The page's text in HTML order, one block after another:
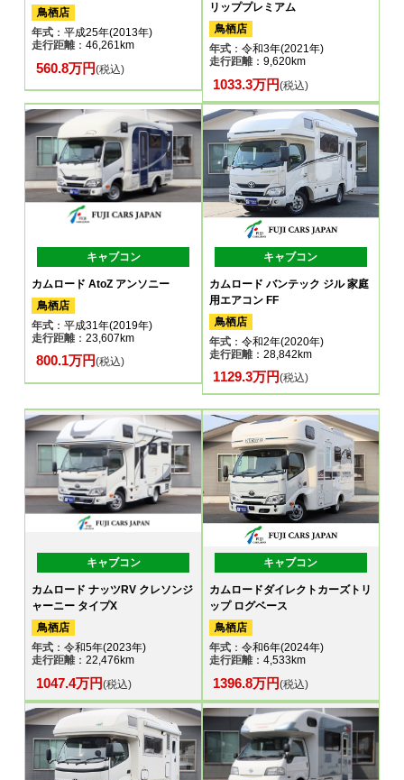
鳥栖店
年式 ：平成25年(2013年)
走行距離：46,261km
560.8万円(税込)
リッププレミアム
鳥栖店
年式：令和3年(2021年)
走行距離：9,620km
1033.3万円(税込)
キャブコン
カムロード AtoZ アンソニー
鳥栖店
年式 ：平成31年(2019年)
走行距離：23,607km
800.1万円(税込)
キャブコン
カムロード バンテック ジル 家庭
用エアコン FF
鳥栖店
年式：令和2年(2020年)
走行距離：28,842km
1129.3万円(税込)
キャブコン
カムロード ナッツRV クレソンジ
ャーニー タイプX
鳥栖店
年式 ：令和5年(2023年)
走行距離：22,476km
1047.4万円(税込)
キャブコン
カムロードダイレクトカーズトリ
ップ ログベース
鳥栖店
年式：令和6年(2024年)
走行距離：4,533km
1396.8万円(税込)